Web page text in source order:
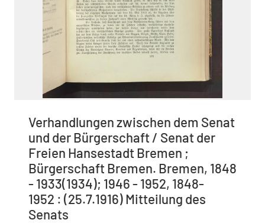
Verhandlungen zwischen dem Senat
und der Bürgerschaft / Senat der
Freien Hansestadt Bremen ;
Bürgerschaft Bremen. Bremen, 1848
- 1933(1934); 1946 - 1952, 1848-
1952 : (25.7.1916) Mitteilung des
Senats